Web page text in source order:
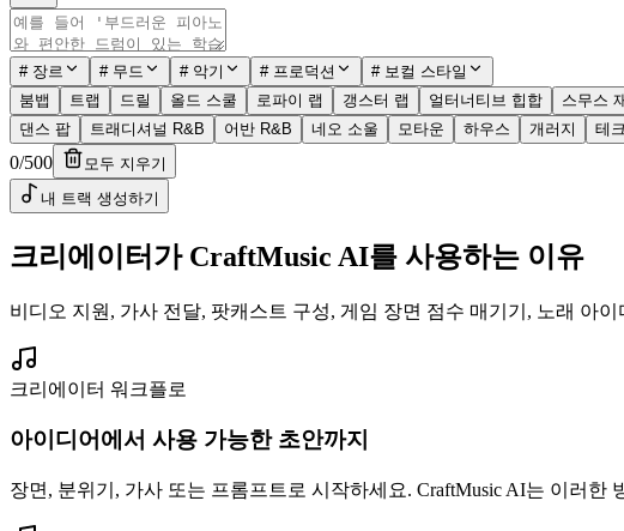
# 장르 # 무드 # 악기 # 프로덕션 # 보컬 스타일
붐뱁
트랩 드릴 올드 스쿨 로파이 랩 갱스터 랩 얼터너티브 힙합 스무스
댄스 팝
트래디셔널 R&B 어반 R&B 네오 소울 모타운 하우스 개러지 테
0/500
모두 지우기
내 트랙 생성하기
크리에이터가 CraftMusic AI를 사용하는 이유
비디오 지원, 가사 전달, 팟캐스트 구성, 게임 장면 점수 매기기, 노래 아
크리에이터 워크플로
아이디어에서 사용 가능한 초안까지
장면, 분위기, 가사 또는 프롬프트로 시작하세요. CraftMusic AI는 이러